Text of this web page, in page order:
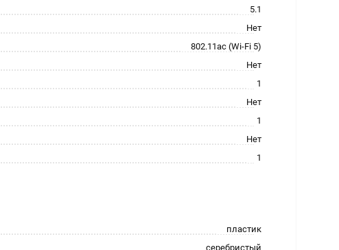
5.1
Нет
802.11ac (Wi-Fi 5)
Нет
1
Нет
1
Нет
1
пластик
серебристый